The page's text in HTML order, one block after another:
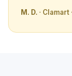
M. D. · Clamart